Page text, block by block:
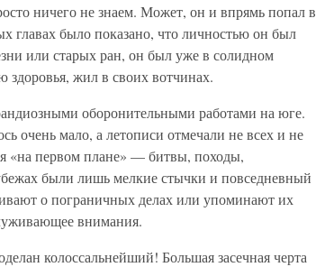
ничего не знаем. Может, он и впрямь попал в
главах было показано, что личностью он был
или старых ран, он был уже в солидном
жил в своих вотчинах.
оборонительными работами на юге.
очень мало, а летописи отмечали не всех и не
«на первом плане» — битвы, походы,
были лишь мелкие стычки и повседневный
о пограничных делах или упоминают их
внимания.
колоссальнейший! Большая засечная черта